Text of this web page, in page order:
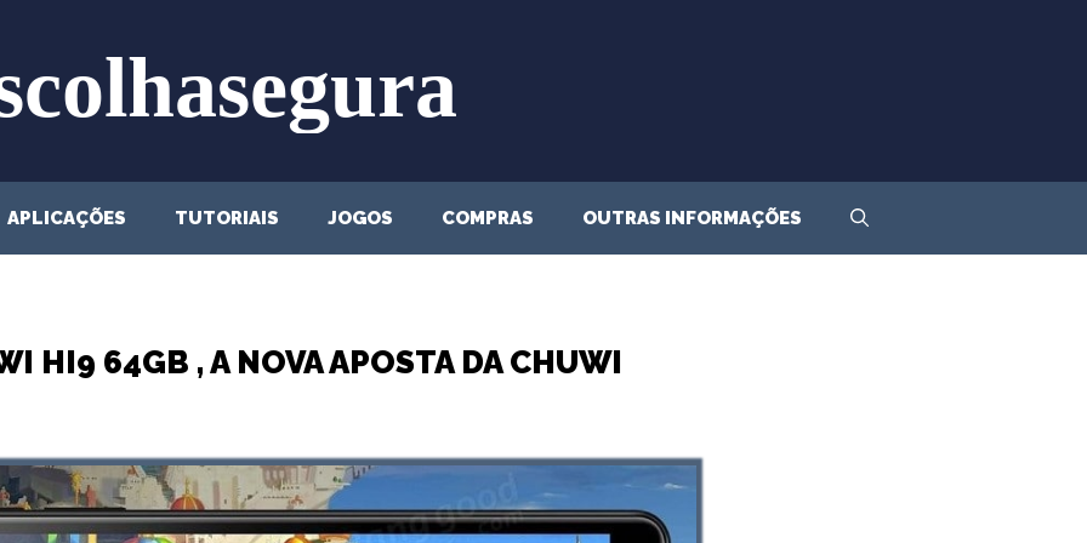
APLICAÇÕES TUTORIAIS JOGOS COMPRAS OUTRAS INFORMAÇÕES
HI9 64GB , A NOVA APOSTA DA CHUWI